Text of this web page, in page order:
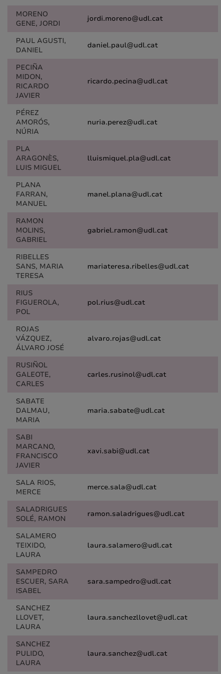
MORENO
GENE, JORDI
jordi.moreno@udl.cat
PAUL AGUSTI,
DANIEL
daniel.paul@udl.cat
PECIÑA
MIDON,
RICARDO
JAVIER
ricardo.pecina@udl.cat
PÉREZ
AMORÓS,
NÚRIA
nuria.perez@udl.cat
PLA
ARAGONÈS,
LUIS MIGUEL
lluismiquel.pla@udl.cat
PLANA
FARRAN,
MANUEL
manel.plana@udl.cat
RAMON
MOLINS,
GABRIEL
gabriel.ramon@udl.cat
RIBELLES
SANS, MARIA
TERESA
mariateresa.ribelles@udl.cat
RIUS
FIGUEROLA,
POL
pol.rius@udl.cat
ROJAS
VÁZQUEZ,
ÁLVARO JOSÉ
alvaro.rojas@udl.cat
RUSIÑOL
GALEOTE,
CARLES
carles.rusinol@udl.cat
SABATE
DALMAU,
MARIA
maria.sabate@udl.cat
SABI
MARCANO,
FRANCISCO
JAVIER
xavi.sabi@udl.cat
SALA RIOS,
MERCE
merce.sala@udl.cat
SALADRIGUES
SOLÉ, RAMON
ramon.saladrigues@udl.cat
SALAMERO
TEIXIDO,
LAURA
laura.salamero@udl.cat
SAMPEDRO
ESCUER, SARA
ISABEL
sara.sampedro@udl.cat
SANCHEZ
LLOVET,
LAURA
laura.sanchezllovet@udl.cat
SANCHEZ
PULIDO,
LAURA
laura.sanchez@udl.cat